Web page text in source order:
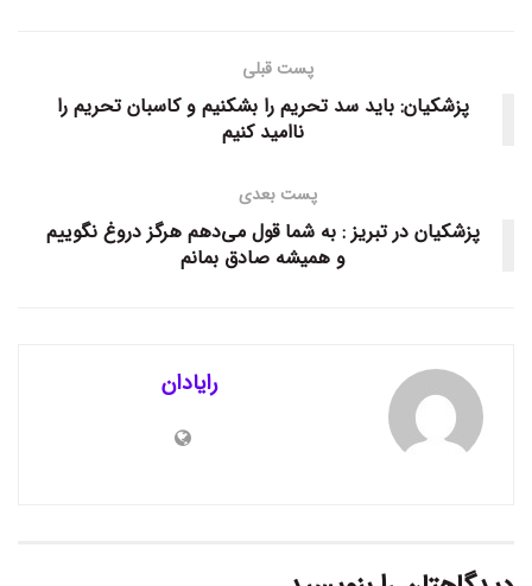
پست قبلی
پزشکیان: باید سد تحریم را بشکنیم و کاسبان تحریم را
ناامید کنیم
پست بعدی
پزشکیان در تبریز : به شما قول می‌دهم هرگز دروغ نگوییم
و همیشه صادق بمانم
رایادان